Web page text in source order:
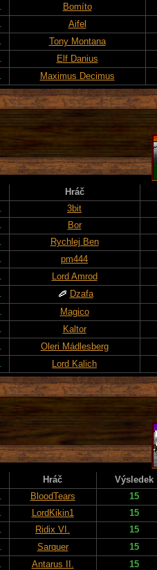
Bomíto
Aifel
Tony Montana
Elf Danius
Maximus Decimus
Hráč
3bit
Bor
Rychlej Ben
pm444
Lord Amrod
Dzafa
Magico
Kaltor
Oleri Mádlesberg
Lord Kalich
Hráč Výsledek
BloodTears 15
LordKikin1 15
Ridix VI. 15
Sarquer 15
Antarus II. 15